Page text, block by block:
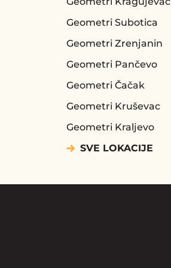
Geometri Subotica
Geometri Zrenjanin
Geometri Pančevo
Geometri Čačak
Geometri Kruševac
Geometri Kraljevo
SVE LOKACIJE